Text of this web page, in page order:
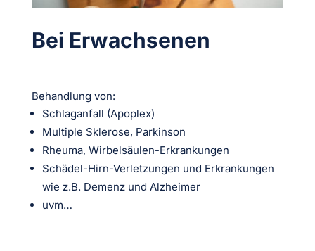
Bei Erwachsenen
Behandlung von:
Schlaganfall (Apoplex)
Multiple Sklerose, Parkinson
Rheuma, Wirbelsäulen-Erkrankungen
Schädel-Hirn-Verletzungen und Erkrankungen
wie z.B. Demenz und Alzheimer
uvm…